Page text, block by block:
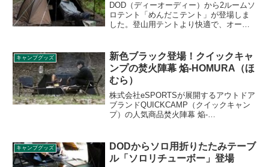
DOD（ディーオーディー）から2ルームソ
ロテント「めんだこテント」が登場しま
した。登山用テントより快適で、オート
トです。軽さ重視の登山用テントでは物
足りないけど、オートキャンプ用は重く
て嵩張るという課題を解決します。詳細
をレビューします。
キャンプグッズ
新色ブラック登場！クイックキャ
ンプの焚火陣幕 焔-HOMURA（ほ
むら）
株式会社eSPORTSが展開するアウトドア
ブランドQUICKCAMP（クイックキャン
プ）の人気商品焚火陣幕 焔-
であるものの、具体的な日にちは公表さ
れていません。詳細をレビューします。
キャンプグッズ
DODからソロ用折りたたみテーブ
ル「ソロリチューボー」登場